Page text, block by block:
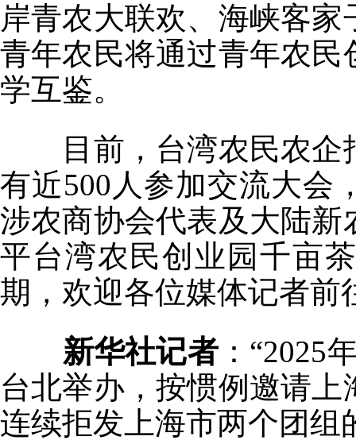
岸青农大联欢、海峡客
青年农民将通过青年农
学互鉴。
目前，台湾农民农企
有近500人参加交流大会
涉农商协会代表及大陆
平台湾农民创业园千亩
期，欢迎各位媒体记者前
新华社记者：“2025
台北举办，按惯例邀请
连续拒发上海市两个团组